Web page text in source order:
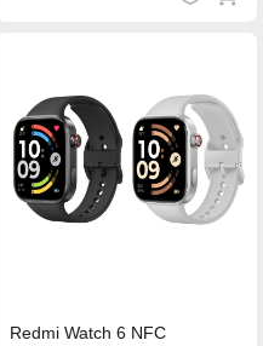
Redmi Watch 6 NFC